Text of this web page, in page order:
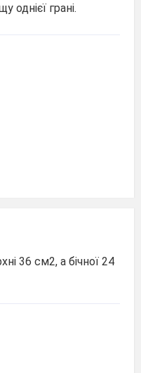
однієї грані.
36 см2, а бічної 24